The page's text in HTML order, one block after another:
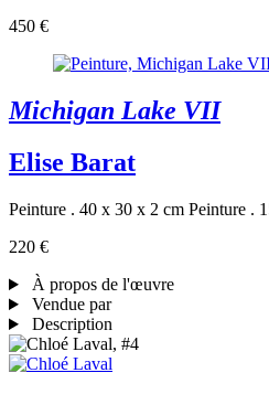
450 €
Michigan Lake VII
Elise Barat
Peinture . 40 x 30 x 2 cm Peinture .
220 €
À propos de l'œuvre
Vendue par
Description